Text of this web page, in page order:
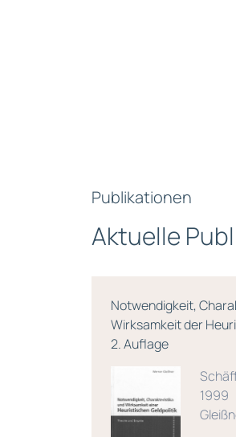
Publikationen
Aktuelle
Notwendigkeit,
Wirksamkeit der
2. Auflage
1999